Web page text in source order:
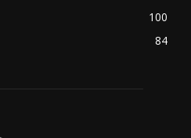
100
84